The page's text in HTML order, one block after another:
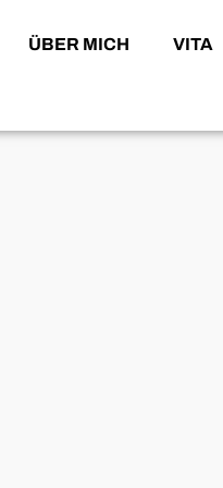
ÜBER MICH VITA